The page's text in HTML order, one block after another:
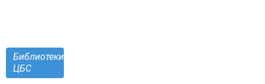
Библиотеки
ЦБС